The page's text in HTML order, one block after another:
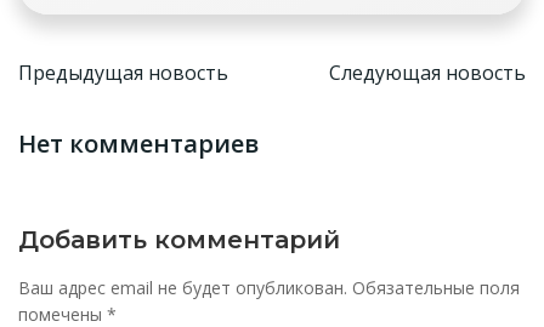
Навигация
по
Предыдущая новость Следующая новость
Нет комментариев
Добавить комментарий
Ваш адрес email не будет опубликован. Обязательные поля
помечены *